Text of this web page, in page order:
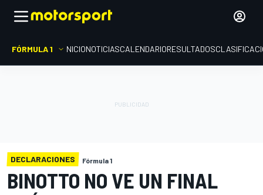
FÓRMULA 1 INICIONOTICIASCALENDARIORESULTADOS
DECLARACIONES Fórmula 1
BINOTTO NO VE UN FINAL